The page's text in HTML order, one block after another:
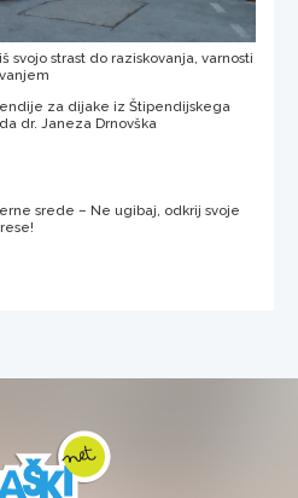
svojo strast do raziskovanja, varnosti
za dijake iz Štipendijskega
dr. Janeza Drnovška
srede – Ne ugibaj, odkrij svoje